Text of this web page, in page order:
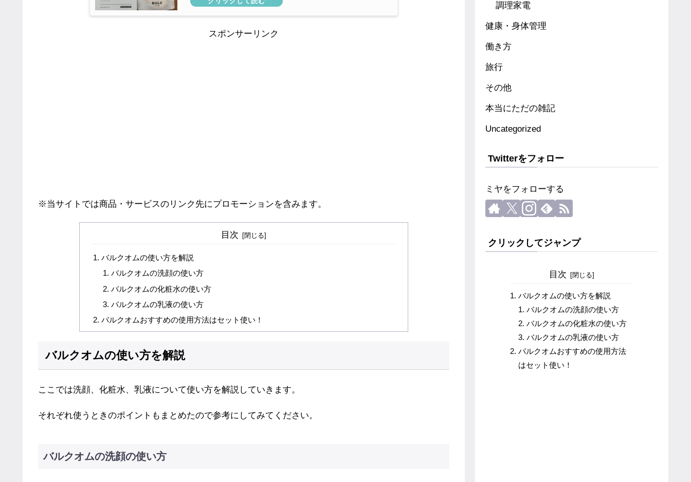
スポンサーリンク
※当サイトでは商品・サービスのリンク先にプロモーションを含みます。
目次
バルクオムの使い方を解説
バルクオムの洗顔の使い方
バルクオムの化粧水の使い方
バルクオムの乳液の使い方
バルクオムおすすめの使用方法はセット使い！
バルクオムの使い方を解説
ここでは洗顔、化粧水、乳液について使い方を解説していきます。
それぞれ使うときのポイントもまとめたので参考にしてみてください。
バルクオムの洗顔の使い方
調理家電
健康・身体管理
働き方
旅行
その他
本当にただの雑記
Uncategorized
Twitterをフォロー
ミヤをフォローする
クリックしてジャンプ
目次
バルクオムの使い方を解説
バルクオムの洗顔の使い方
バルクオムの化粧水の使い方
バルクオムの乳液の使い方
バルクオムおすすめの使用方法
はセット使い！